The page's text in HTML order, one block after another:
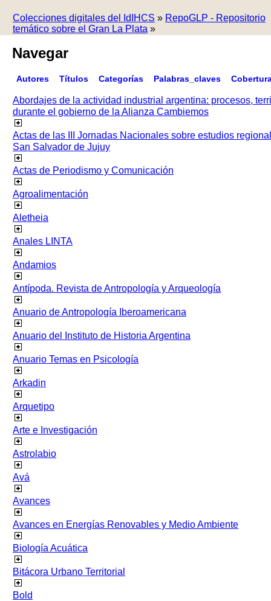
Colecciones digitales del IdIHCS » RepoGLP - Repositorio
temático sobre el Gran La Plata »
Navegar
Autores Títulos Categorías Palabras_claves
Abordajes de la actividad industrial argentina: procesos,
durante el gobierno de la Alianza Cambiemos
Actas de las III Jornadas Nacionales sobre estudios
San Salvador de Jujuy
Actas de Periodismo y Comunicación
Agroalimentación
Aletheia
Anales LINTA
Andamios
Antípoda. Revista de Antropología y Arqueología
Anuario de Antropología Iberoamericana
Anuario del Instituto de Historia Argentina
Anuario Temas en Psicología
Arkadin
Arquetipo
Arte e Investigación
Astrolabio
Avá
Avances
Avances en Energías Renovables y Medio Ambiente
Biología Acuática
Bitácora Urbano Territorial
Bold